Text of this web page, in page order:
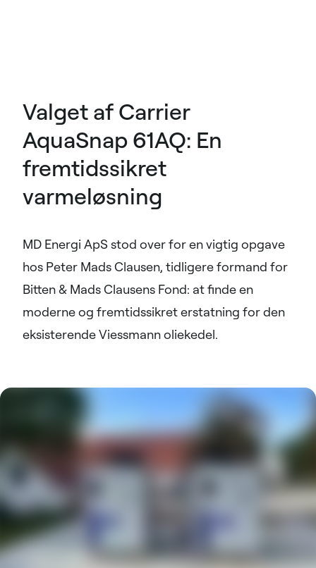
Valget af Carrier
AquaSnap 61AQ: En
fremtidssikret
varmeløsning
MD Energi ApS stod over for en vigtig opgave
hos Peter Mads Clausen, tidligere formand for
Bitten & Mads Clausens Fond: at finde en
moderne og fremtidssikret erstatning for den
eksisterende Viessmann oliekedel.